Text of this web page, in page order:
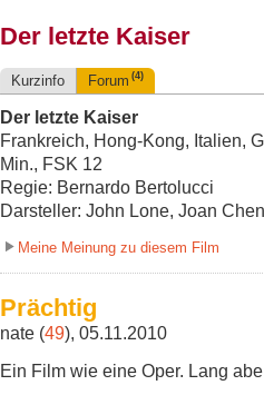
Der letzte Kaiser
Kurzinfo Forum (4)
Der letzte Kaiser
Frankreich, Hong-Kong, Italien,
Min., FSK 12
Regie: Bernardo Bertolucci
Darsteller: John Lone, Joan
Meine Meinung zu diesem Film
Prächtig
nate (49), 05.11.2010
Ein Film wie eine Oper. Lang